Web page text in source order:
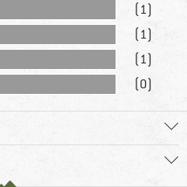
(1)
(1)
(1)
(0)